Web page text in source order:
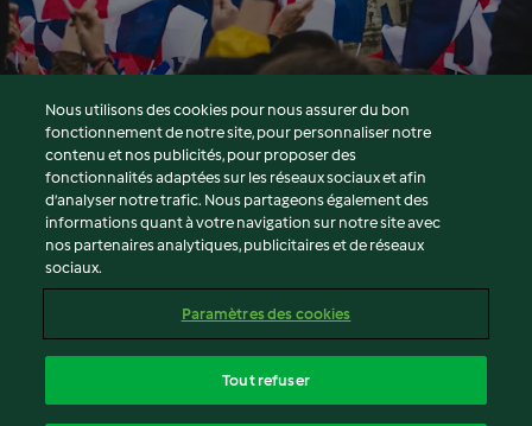
© Copyright 2026
Conditions d'utilisation
Politique de confidentialité
Non-responsabilité
Mentions légales
Contenu du rapport
Déclaration d'accessibilité
Nous utilisons des cookies pour nous assurer du bon
fonctionnement de notre site, pour personnaliser notre
contenu et nos publicités, pour proposer des
fonctionnalités adaptées sur les réseaux sociaux et afin
d’analyser notre trafic. Nous partageons également des
informations quant à votre navigation sur notre site avec
nos partenaires analytiques, publicitaires et de réseaux
sociaux.
Paramètres des cookies
Tout refuser